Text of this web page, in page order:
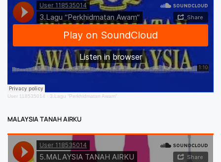
User 118535014 · 3.Lagu “Perkhidmatan Awam“
MALAYSIA TANAH AIRKU